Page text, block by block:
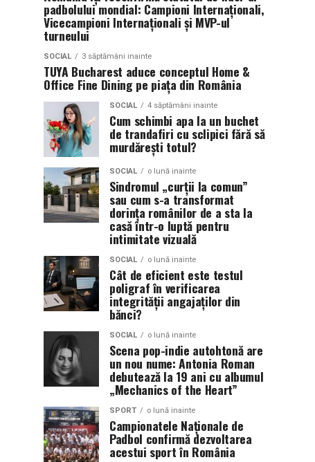
padbolului mondial: Campioni Internaționali,
Vicecampioni Internaționali și MVP-ul
turneului
SOCIAL 3 săptămâni inainte
TUYA Bucharest aduce conceptul Home &
Office Fine Dining pe piața din România
SOCIAL 4 săptămâni inainte
Cum schimbi apa la un buchet
de trandafiri cu sclipici fără să
murdărești totul?
SOCIAL o lună inainte
Sindromul „curții la comun”
sau cum s-a transformat
dorința românilor de a sta la
casă într-o luptă pentru
intimitate vizuală
SOCIAL o lună inainte
Cât de eficient este testul
poligraf în verificarea
integrității angajaților din
bănci?
SOCIAL o lună inainte
Scena pop-indie autohtonă are
un nou nume: Antonia Roman
debutează la 19 ani cu albumul
„Mechanics of the Heart”
SPORT o lună inainte
Campionatele Naționale de
Padbol confirmă dezvoltarea
acestui sport în România